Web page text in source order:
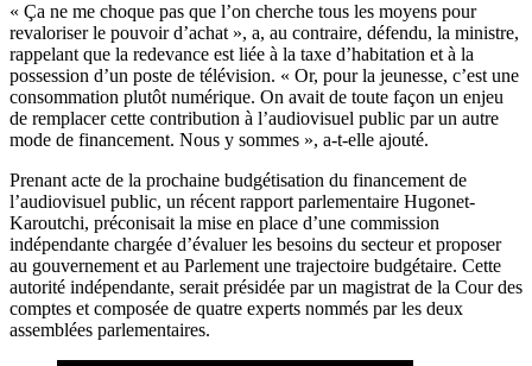
« Ça ne me choque pas que l’on cherche tous les moyens pour
revaloriser le pouvoir d’achat », a, au contraire, défendu, la ministre,
rappelant que la redevance est liée à la taxe d’habitation et à la
possession d’un poste de télévision. « Or, pour la jeunesse, c’est une
consommation plutôt numérique. On avait de toute façon un enjeu
de remplacer cette contribution à l’audiovisuel public par un autre
mode de financement. Nous y sommes », a-t-elle ajouté.
Prenant acte de la prochaine budgétisation du financement de
l’audiovisuel public, un récent rapport parlementaire Hugonet-
Karoutchi, préconisait la mise en place d’une commission
indépendante chargée d’évaluer les besoins du secteur et proposer
au gouvernement et au Parlement une trajectoire budgétaire. Cette
autorité indépendante, serait présidée par un magistrat de la Cour des
comptes et composée de quatre experts nommés par les deux
assemblées parlementaires.